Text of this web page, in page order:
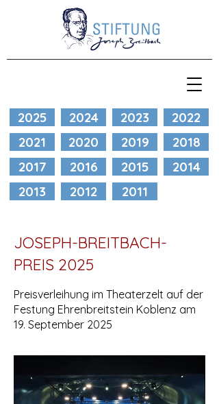
2025 2024 2023
2022
2021
2020 2019
2018
2017
2016 2015
2014
2013
2012 2011
JOSEPH-BREITBACH-
PREIS 2025
​Preisverleihung im Theaterzelt auf der
Festung Ehrenbreitstein Koblenz am
19. September 2025